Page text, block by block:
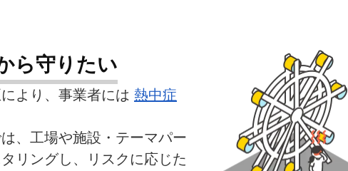
ら守りたい
より、事業者には 熱中症
、工場や施設・テーマパー
リングし、リスクに応じた